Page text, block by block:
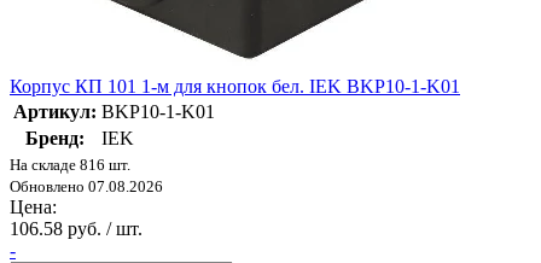
Корпус КП 101 1-м для кнопок бел. IEK BKP10-1-K01
Артикул: BKP10-1-K01
Бренд:
IEK
На складе 816 шт.
Обновлено 07.08.2026
Цена:
106.58 руб. / шт.
-